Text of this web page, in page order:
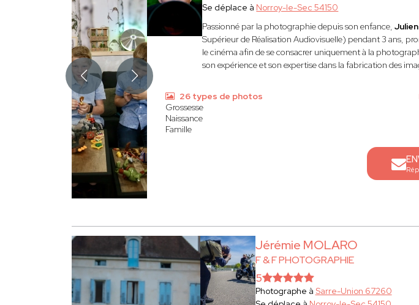
Se déplace à Norroy-le-Sec 54150
Passionné par la photographie depuis son enfance,
Supérieur de Réalisation Audiovisuelle) pendant 3 ans,
le cinéma afin de se consacrer uniquement à la
son expérience et son expertise dans la fabrication des
26 types de photos
Grossesse
Naissance
Famille
Jérémie MOLARO
F & F PHOTOGRAPHIE
5
Photographe à Sarre-Union 67260